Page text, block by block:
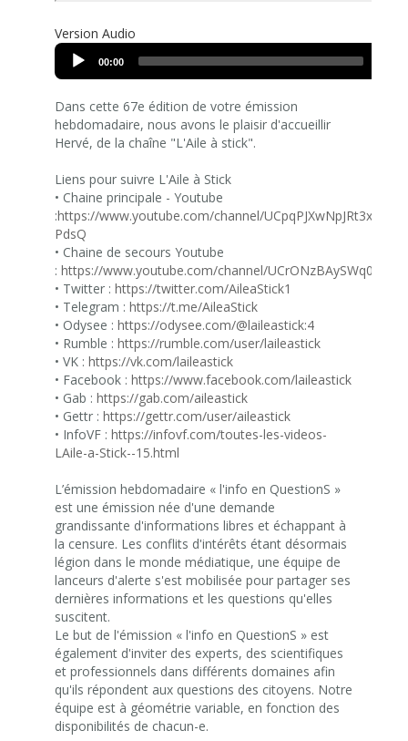
Version Audio
Player
00:00
Dans cette 67e édition de votre émission
hebdomadaire, nous avons le plaisir d'accueillir
Hervé, de la chaîne "L'Aile à stick".
Liens pour suivre L'Aile à Stick
• Chaine principale - Youtube
:https://www.youtube.com/channel/UCpqPJXwNpJRt3xcD2n-
PdsQ
• Chaine de secours Youtube
: https://www.youtube.com/channel/
• Twitter : https://twitter.com/AileaStick1
• Telegram : https://t.me/AileaStick
• Odysee : https://odysee.com/@laileastick:4
• Rumble : https://rumble.com/user/laileastick
• VK : https://vk.com/laileastick
• Facebook : https://www.facebook.com/laileastick
• Gab : https://gab.com/aileastick
• Gettr : https://gettr.com/user/aileastick
• InfoVF : https://infovf.com/toutes-les-videos-
LAile-a-Stick--15.html
L’émission hebdomadaire « l'info en QuestionS »
est une émission née d'une demande
grandissante d'informations libres et échappant à
la censure. Les conflits d'intérêts étant désormais
légion dans le monde médiatique, une équipe de
lanceurs d'alerte s'est mobilisée pour partager ses
dernières informations et les questions qu'elles
suscitent.
Le but de l'émission « l'info en QuestionS » est
également d'inviter des experts, des scientifiques
et professionnels dans différents domaines afin
qu'ils répondent aux questions des citoyens. Notre
équipe est à géométrie variable, en fonction des
disponibilités de chacun-e.